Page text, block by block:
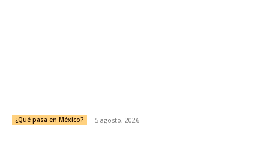
¿Qué pasa en México? 5 agosto, 2026